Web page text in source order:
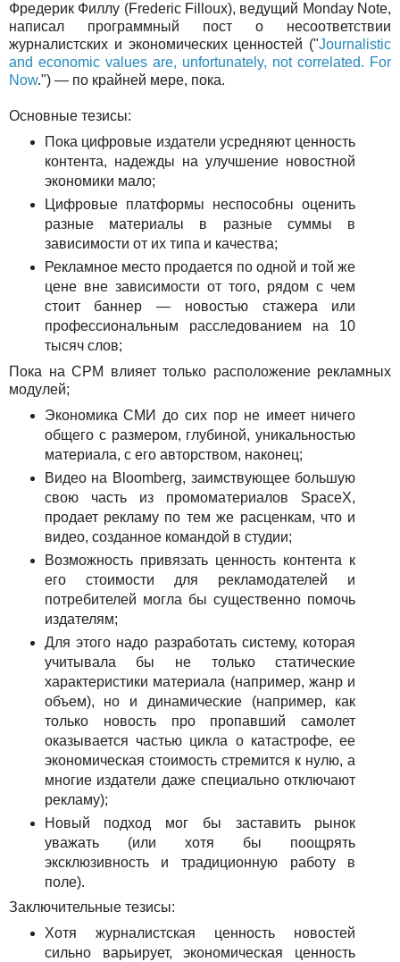
Фредерик Филлу (Frederic Filloux), ведущий Monday Note,
написал программный пост о несоответствии
журналистских и экономических ценностей ("Journalistic
and economic values are, unfortunately, not correlated. For
Now.") — по крайней мере, пока.
Основные тезисы:
Пока цифровые издатели усредняют ценность
контента, надежды на улучшение новостной
экономики мало;
Цифровые платформы неспособны оценить
разные материалы в разные суммы в
зависимости от их типа и качества;
Рекламное место продается по одной и той же
цене вне зависимости от того, рядом с чем
стоит баннер — новостью стажера или
профессиональным расследованием на 10
тысяч слов;
Пока на CPM влияет только расположение рекламных
модулей;
Экономика СМИ до сих пор не имеет ничего
общего с размером, глубиной, уникальностью
материала, с его авторством, наконец;
Видео на Bloomberg, заимствующее большую
свою часть из промоматериалов SpaceX,
продает рекламу по тем же расценкам, что и
видео, созданное командой в студии;
Возможность привязать ценность контента к
его стоимости для рекламодателей и
потребителей могла бы существенно помочь
издателям;
Для этого надо разработать систему, которая
учитывала бы не только статические
характеристики материала (например, жанр и
объем), но и динамические (например, как
только новость про пропавший самолет
оказывается частью цикла о катастрофе, ее
экономическая стоимость стремится к нулю, а
многие издатели даже специально отключают
рекламу);
Новый подход мог бы заставить рынок
уважать (или хотя бы поощрять
эксклюзивность и традиционную работу в
поле).
Заключительные тезисы:
Хотя журналистская ценность новостей
сильно варьирует, экономическая ценность